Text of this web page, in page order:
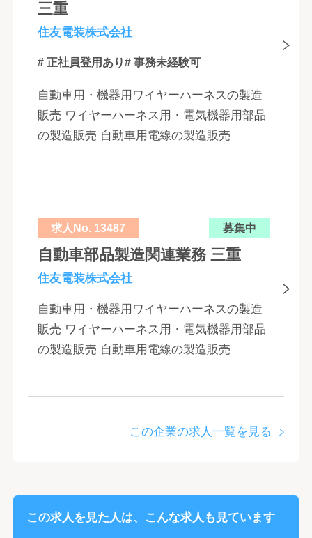
三重
住友電装株式会社
# 正社員登用あり# 事務未経験可
自動車用・機器用ワイヤーハーネスの製造
販売 ワイヤーハーネス用・電気機器用部品
の製造販売 自動車用電線の製造販売
求人No. 13487 募集中
自動車部品製造関連業務 三重
住友電装株式会社
自動車用・機器用ワイヤーハーネスの製造
販売 ワイヤーハーネス用・電気機器用部品
の製造販売 自動車用電線の製造販売
この企業の求人一覧を見る
この求人を見た人は、こんな求人も見ています